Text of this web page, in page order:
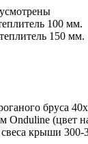
100 мм.
150 мм.
бруса
Onduline
крыши 300-